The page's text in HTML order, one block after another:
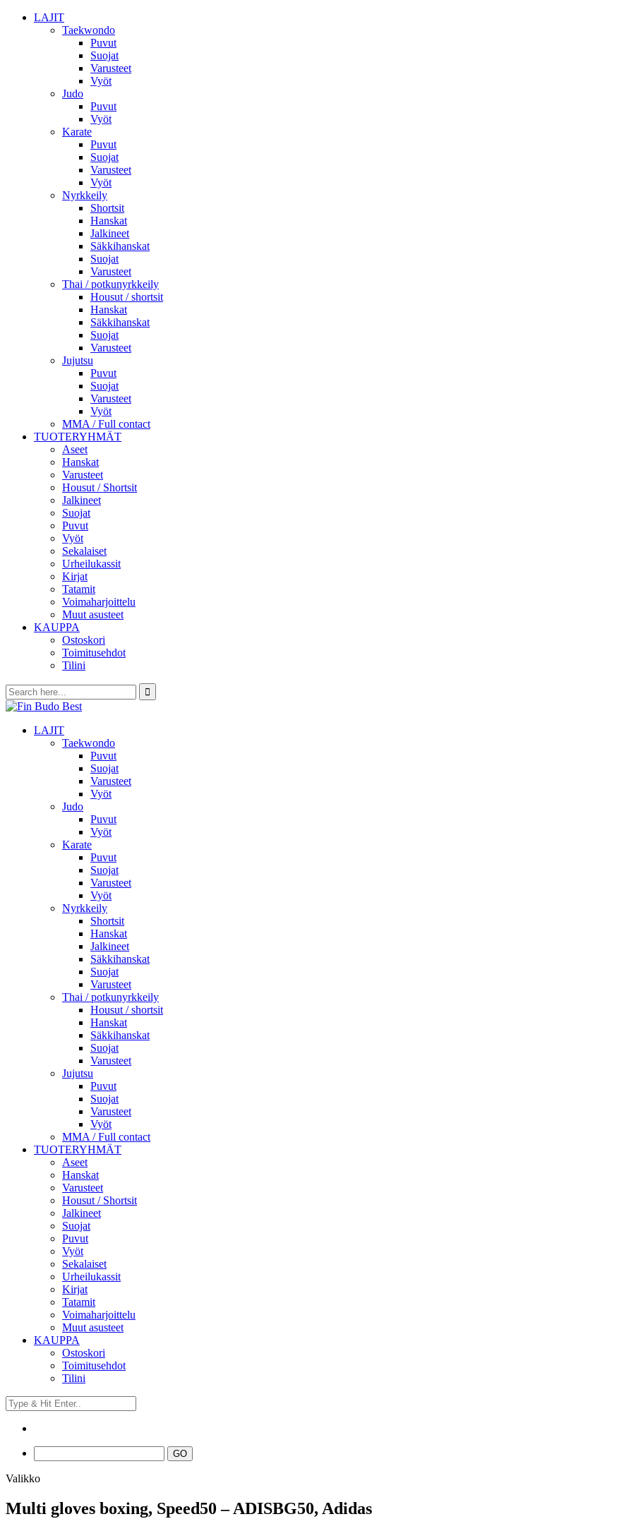
LAJIT
Taekwondo
Puvut
Suojat
Varusteet
Vyöt
Judo
Puvut
Vyöt
Karate
Puvut
Suojat
Varusteet
Vyöt
Nyrkkeily
Shortsit
Hanskat
Jalkineet
Säkkihanskat
Suojat
Varusteet
Thai / potkunyrkkeily
Housut / shortsit
Hanskat
Säkkihanskat
Suojat
Varusteet
Jujutsu
Puvut
Suojat
Varusteet
Vyöt
MMA / Full contact
TUOTERYHMÄT
Aseet
Hanskat
Varusteet
Housut / Shortsit
Jalkineet
Suojat
Puvut
Vyöt
Sekalaiset
Urheilukassit
Kirjat
Tatamit
Voimaharjoittelu
Muut asusteet
KAUPPA
Ostoskori
Toimitusehdot
Tilini
LAJIT
Taekwondo
Puvut
Suojat
Varusteet
Vyöt
Judo
Puvut
Vyöt
Karate
Puvut
Suojat
Varusteet
Vyöt
Nyrkkeily
Shortsit
Hanskat
Jalkineet
Säkkihanskat
Suojat
Varusteet
Thai / potkunyrkkeily
Housut / shortsit
Hanskat
Säkkihanskat
Suojat
Varusteet
Jujutsu
Puvut
Suojat
Varusteet
Vyöt
MMA / Full contact
TUOTERYHMÄT
Aseet
Hanskat
Varusteet
Housut / Shortsit
Jalkineet
Suojat
Puvut
Vyöt
Sekalaiset
Urheilukassit
Kirjat
Tatamit
Voimaharjoittelu
Muut asusteet
KAUPPA
Ostoskori
Toimitusehdot
Tilini
Valikko
Multi gloves boxing, Speed50 – ADISBG50, Adidas